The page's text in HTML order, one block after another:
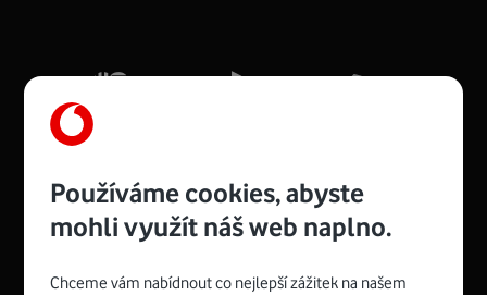
Více o COMPAL CH7465VF
Používáme cookies, abyste
mohli využít náš web naplno.
Chceme vám nabídnout co nejlepší zážitek na našem